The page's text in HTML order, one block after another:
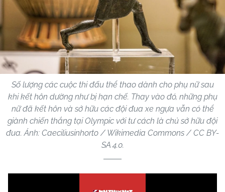
Số lượng các cuộc thi đấu thể thao dành cho phụ nữ sau
khi kết hôn dường như bị hạn chế. Thay vào đó, những phụ
nữ đã kết hôn và sở hữu các đội đua xe ngựa vẫn có thể
giành chiến thắng tại Olympic với tư cách là chủ sở hữu đội
đua. Ảnh: Caeciliusinhorto / Wikimedia Commons / CC BY-
SA 4.0.